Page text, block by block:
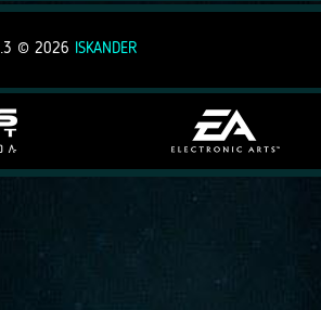
© 2026 ISKANDER